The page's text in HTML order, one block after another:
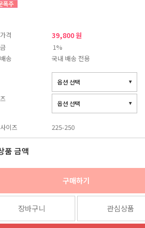
격 39,800 원
1%
송
국내 배송 전용
이즈 225-250
품 금액
구매하기
장바구니 관심상품